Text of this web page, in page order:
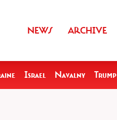
NEWS ARCHIVE
Israel Navalny Trump